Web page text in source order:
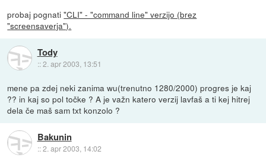
probaj pognati"CLI" - "command line" verzijo (brez
"screensaverja").
Tody
::2. apr 2003, 13:51
mene pa zdej neki zanima wu(trenutno 1280/2000) progres je kaj
?? in kaj so pol točke ? A je važn katero verzij lavfaš a ti kej hitrej
dela če maš sam txt konzolo ?
Bakunin
::2. apr 2003, 14:02